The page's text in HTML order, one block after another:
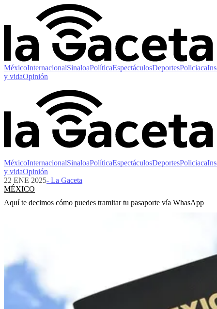
MéxicoInternacionalSinaloaPolíticaEspectáculosDeportesPoliciaca
y vidaOpinión
MéxicoInternacionalSinaloaPolíticaEspectáculosDeportesPoliciaca
y vidaOpinión
22 ENE 2025- La Gaceta
MÉXICO
Aquí te decimos cómo puedes tramitar tu pasaporte vía WhasApp